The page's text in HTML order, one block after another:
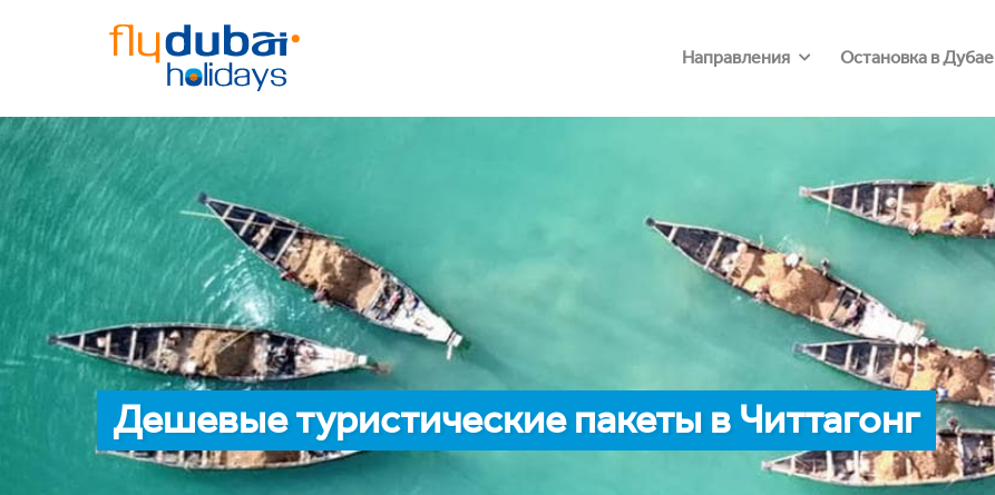
Направления Остановка в Дубае
Дешевые туристические пакеты в Читтагонг